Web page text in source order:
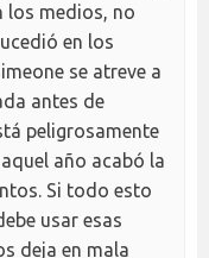
los medios, no
en los
se atreve a
antes de
peligrosamente
año acabó la
Si todo esto
usar esas
deja en mala